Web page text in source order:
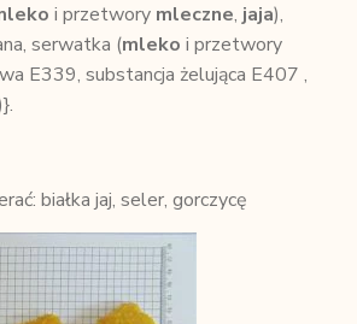
i przetwory mleczne, jaja),
serwatka (mleko i przetwory
E339, substancja żelująca E407 ,
białka jaj, seler, gorczycę